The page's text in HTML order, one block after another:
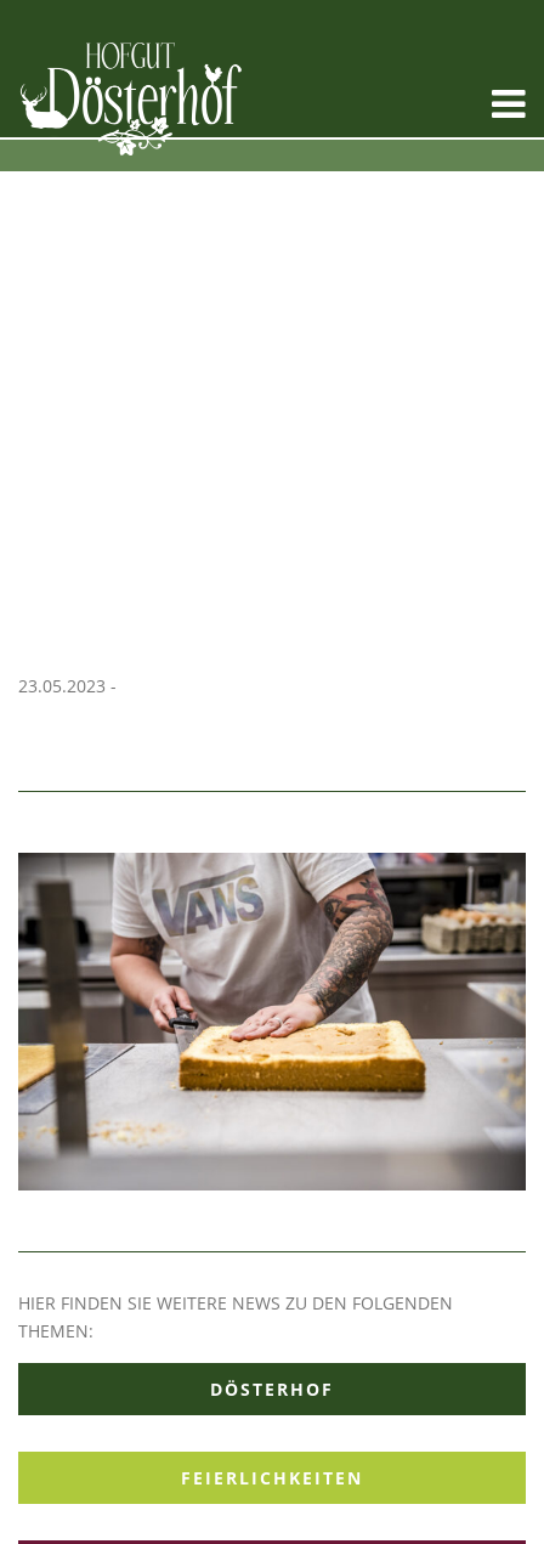
23.05.2023 -
HIER FINDEN SIE WEITERE NEWS ZU DEN FOLGENDEN
THEMEN:
DÖSTERHOF
FEIERLICHKEITEN